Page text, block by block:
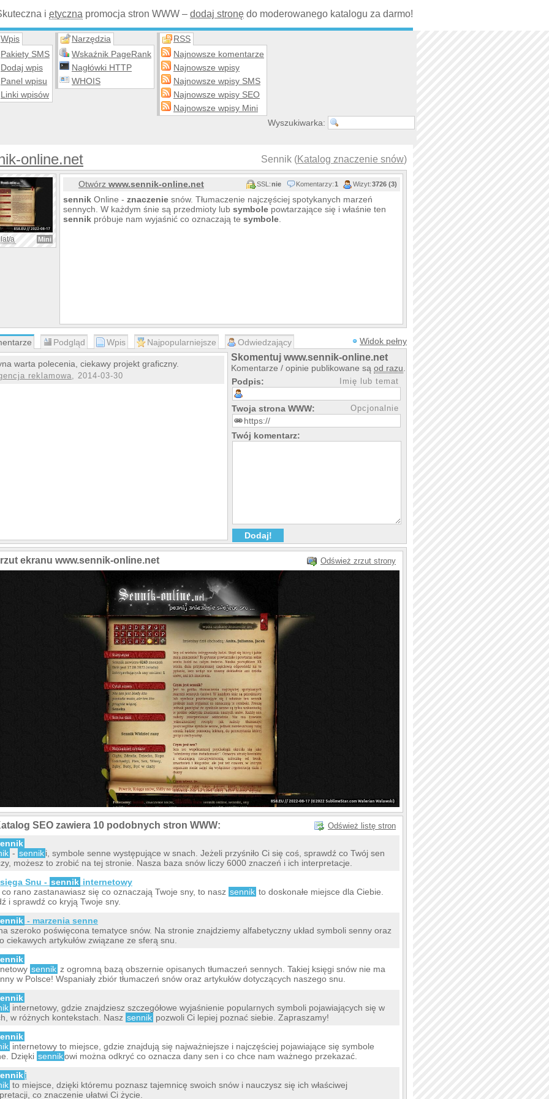
i etyczna promocja stron WWW – dodaj stronę do moderowanego katalogu za darmo!
Wpis
Pakiety SMS
Dodaj wpis
Panel wpisu
Linki wpisów
Narzędzia
Wskaźnik PageRank
Nagłówki HTTP
WHOIS
RSS
Najnowsze komentarze
Najnowsze wpisy
Najnowsze wpisy SMS
Najnowsze wpisy SEO
Najnowsze wpisy Mini
Wyszukiwarka:
online.net Sennik (Katalog znaczenie snów)
a Mini
Otwórz www.sennik-online.net SSL:nie Komentarzy:1 Wizyt:3726 (3)
sennik Online - znaczenie snów. Tłumaczenie najczęściej spotykanych marzeń
sennych. W każdym śnie są przedmioty lub symbole powtarzające się i właśnie ten
sennik próbuje nam wyjaśnić co oznaczają te symbole
Podgląd Wpis Najpopularniejsze Odwiedzający Widok pełny
warta polecenia, ciekawy projekt graficzny.
reklamowa, 2014-03-30
Skomentuj www.sennik-online.net
Komentarze / opinie publikowane są od razu
Podpis:
Imię lub temat
Twoja strona WWW: Opcjonalnie
Twój komentarz:
ekranu www.sennik-online.net Odśwież zrzut strony
SEO zawiera 10 podobnych stron WWW: Odśwież listę stron
- senniki, symbole senne występujące w snach. Jeżeli przyśniło Ci się coś, sprawdź co Twój sen
możesz to zrobić na tej stronie. Nasza baza snów liczy 6000 znaczeń i ich interpretacje.
Snu - sennik internetowy
co rano zastanawiasz się co oznaczają Twoje sny, to nasz sennik to doskonałe miejsce dla Ciebie.
i sprawdź co kryją Twoje sny.
- marzenia senne
szeroko poświęcona tematyce snów. Na stronie znajdziemy alfabetyczny układ symboli senny oraz
ciekawych artykułów związane ze sferą snu.
sennik z ogromną bazą obszernie opisanych tłumaczeń sennych. Takiej księgi snów nie ma
w Polsce! Wspaniały zbiór tłumaczeń snów oraz artykułów dotyczących naszego snu.
internetowy, gdzie znajdziesz szczegółowe wyjaśnienie popularnych symboli pojawiających się w
w różnych kontekstach. Nasz sennik pozwoli Ci lepiej poznać siebie. Zapraszamy!
internetowy to miejsce, gdzie znajdują się najważniejsze i najczęściej pojawiające się symbole
Dzięki sennikowi można odkryć co oznacza dany sen i co chce nam ważnego przekazać.
i
to miejsce, dzięki któremu poznasz tajemnicę swoich snów i nauczysz się ich właściwej
co znaczenie ułatwi Ci życie.